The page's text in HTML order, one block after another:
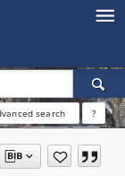
search ?